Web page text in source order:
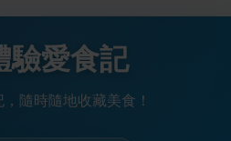
驗愛食記
隨時隨地收藏美食！